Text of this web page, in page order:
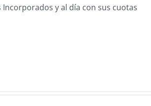
y al día con sus cuotas